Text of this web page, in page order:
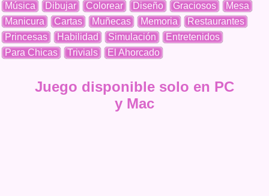
Música
Dibujar Colorear Diseño Graciosos
Mesa
Manicura
Cartas Muñecas Memoria
Restaurantes
Princesas
Habilidad Simulación
Entretenidos
Para Chicas
Trivials El Ahorcado
Juego disponible solo en PC
y Mac